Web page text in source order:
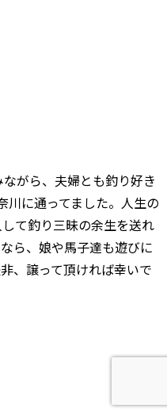
がら、夫婦とも釣り好き
川に通ってました。人生の
て釣り三昧の余生を送れ
ら、娘や馬子達も遊びに
、譲って頂ければ幸いで